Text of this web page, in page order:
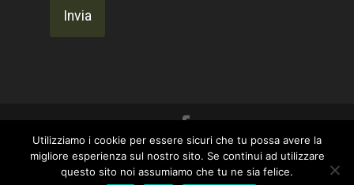
Un progetto di Gavilab Web Agency ~ I Marinai
del Web|Privacy Policy-OtticaFava -
Utilizziamo i cookie per essere sicuri che tu possa avere la
migliore esperienza sul nostro sito. Se continui ad utilizzare
questo sito noi assumiamo che tu ne sia felice.